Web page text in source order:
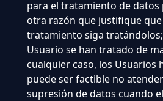
para el tratamiento de datos
otra razón que justifique
tratamiento siga
Usuario se han tratado de
cualquier caso, los Usuarios
puede ser factible no
supresión de datos cuando